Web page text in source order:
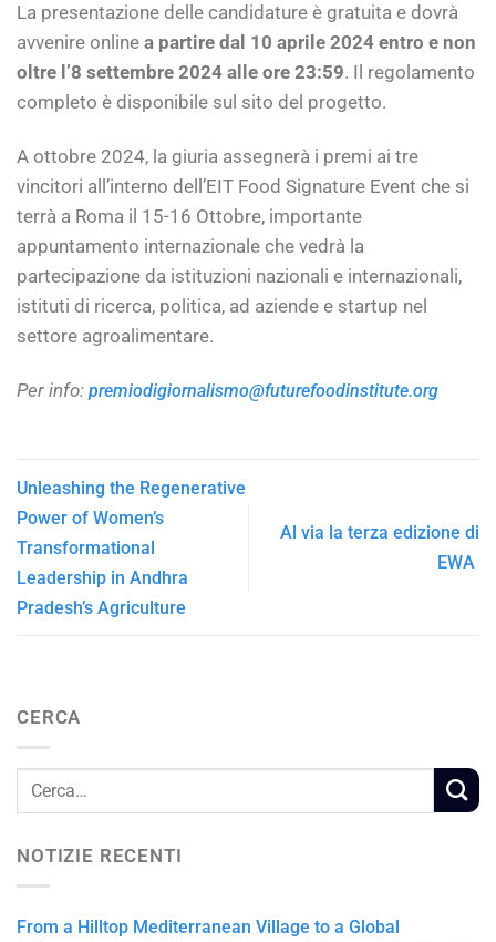
La presentazione delle candidature è gratuita e dovrà
avvenire online a partire dal 10 aprile 2024 entro e non
oltre l’8 settembre 2024 alle ore 23:59. Il regolamento
completo è disponibile sul sito del progetto.
A ottobre 2024, la giuria assegnerà i premi ai tre
vincitori all’interno dell’EIT Food Signature Event che si
terrà a Roma il 15-16 Ottobre, importante
appuntamento internazionale che vedrà la
partecipazione da istituzioni nazionali e internazionali,
istituti di ricerca, politica, ad aziende e startup nel
settore agroalimentare.
Per info: premiodigiornalismo@futurefoodinstitute.org
Unleashing the Regenerative
Power of Women’s
Transformational
Leadership in Andhra
Pradesh’s Agriculture
Al via la terza edizione di
EWA
CERCA
NOTIZIE RECENTI
From a Hilltop Mediterranean Village to a Global